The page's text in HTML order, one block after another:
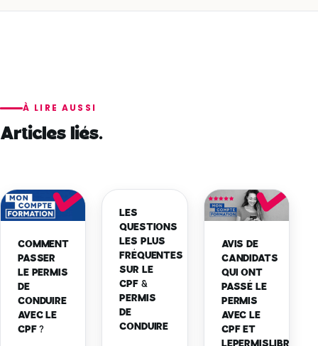
À LIRE AUSSI
Articles liés.
COMMENT
PASSER
LE PERMIS
DE
CONDUIRE
AVEC LE
CPF ?
LES
QUESTIONS
LES PLUS
FRÉQUENTES
SUR LE
CPF &
PERMIS
DE
CONDUIRE
AVIS DE
CANDIDATS
QUI ONT
PASSÉ LE
PERMIS
AVEC LE
CPF ET